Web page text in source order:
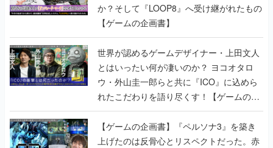
か？そして『LOOP8』へ受け継がれたもの
【ゲームの企画書】
世界が認めるゲームデザイナー・上田文人
とはいったい何が凄いのか？ ヨコオタロ
ウ・外山圭一郎らと共に『ICO』に込めら
れたこだわりを語り尽くす！【ゲームの企
画書】
【ゲームの企画書】『ペルソナ3』を築き
上げたのは反骨心とリスペクトだった。赤